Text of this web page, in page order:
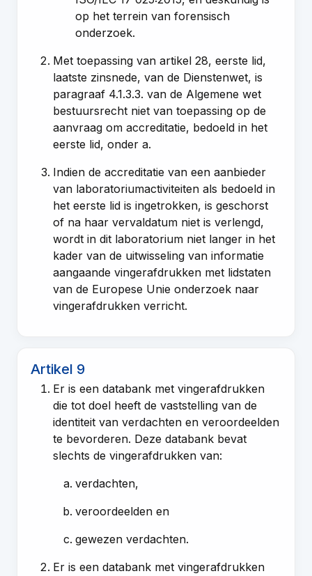
op het terrein van forensisch
onderzoek.
Met toepassing van artikel 28, eerste lid,
laatste zinsnede, van de Dienstenwet, is
paragraaf 4.1.3.3. van de Algemene wet
bestuursrecht niet van toepassing op de
aanvraag om accreditatie, bedoeld in het
eerste lid, onder a.
Indien de accreditatie van een aanbieder
van laboratoriumactiviteiten als bedoeld in
het eerste lid is ingetrokken, is geschorst
of na haar vervaldatum niet is verlengd,
wordt in dit laboratorium niet langer in het
kader van de uitwisseling van informatie
aangaande vingerafdrukken met lidstaten
van de Europese Unie onderzoek naar
vingerafdrukken verricht.
Artikel 9
Er is een databank met vingerafdrukken
die tot doel heeft de vaststelling van de
identiteit van verdachten en veroordeelden
te bevorderen. Deze databank bevat
slechts de vingerafdrukken van:
verdachten,
veroordeelden en
gewezen verdachten.
Er is een databank met vingerafdrukken